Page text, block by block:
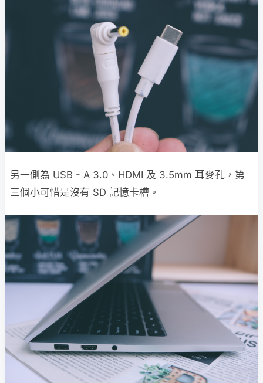
另一側為 USB - A 3.0、HDMI 及 3.5mm 耳麥孔，第
三個小可惜是沒有 SD 記憶卡槽。